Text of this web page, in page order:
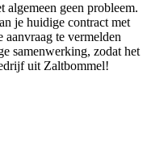
algemeen geen probleem.
je huidige contract met
aanvraag te vermelden
samenwerking, zodat het
uit Zaltbommel!